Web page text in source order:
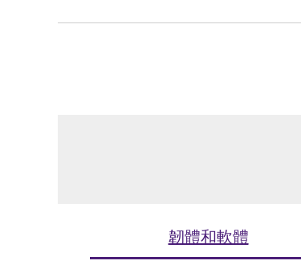
韌體和軟體